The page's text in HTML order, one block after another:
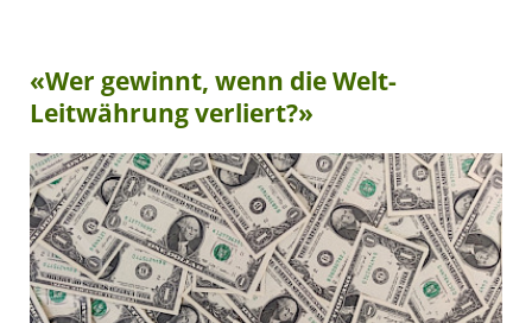
«Wer gewinnt, wenn die Welt-
Leitwährung verliert?»